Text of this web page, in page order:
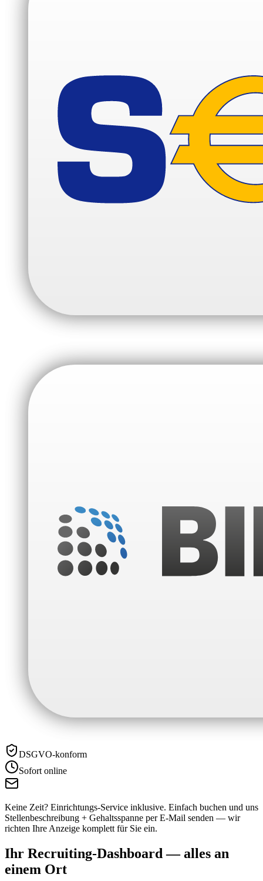
DSGVO-konform
Sofort online
Keine Zeit? Einrichtungs-Service inklusive. Einfach buchen und uns
Stellenbeschreibung + Gehaltsspanne per E-Mail senden — wir
richten Ihre Anzeige komplett für Sie ein.
Ihr Recruiting-Dashboard — alles an
einem Ort